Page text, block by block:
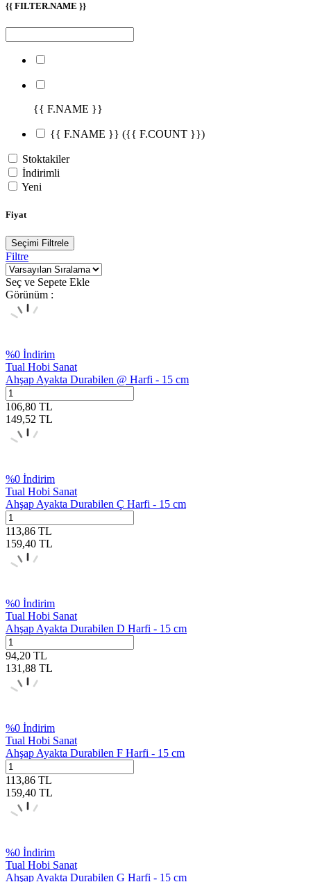
{{ FILTER.NAME }}
{{ F.NAME }}
{{ F.NAME }} ({{ F.COUNT }})
Stoktakiler
İndirimli
Yeni
Fiyat
Seçimi Filtrele
Filtre
Seç ve Sepete Ekle
Görünüm :
%0 İndirim
Tual Hobi Sanat
Ahşap Ayakta Durabilen @ Harfi - 15 cm
106,80 TL
149,52 TL
%0 İndirim
Tual Hobi Sanat
Ahşap Ayakta Durabilen Ç Harfi - 15 cm
113,86 TL
159,40 TL
%0 İndirim
Tual Hobi Sanat
Ahşap Ayakta Durabilen D Harfi - 15 cm
94,20 TL
131,88 TL
%0 İndirim
Tual Hobi Sanat
Ahşap Ayakta Durabilen F Harfi - 15 cm
113,86 TL
159,40 TL
%0 İndirim
Tual Hobi Sanat
Ahşap Ayakta Durabilen G Harfi - 15 cm